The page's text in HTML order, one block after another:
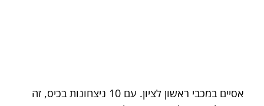
אסיים במכבי ראשון לציון. עם 10 ניצחונות בכיס, זה